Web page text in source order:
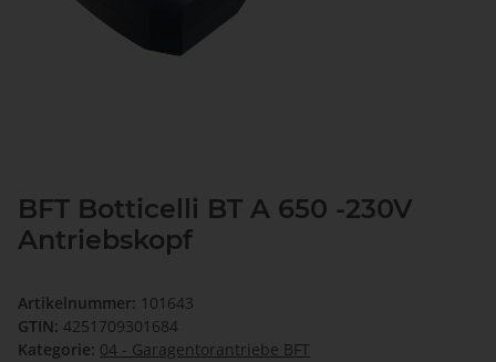
BFT Botticelli BT A 650 -230V
Antriebskopf
Artikelnummer: 101643
GTIN: 4251709301684
Kategorie: 04 - Garagentorantriebe BFT